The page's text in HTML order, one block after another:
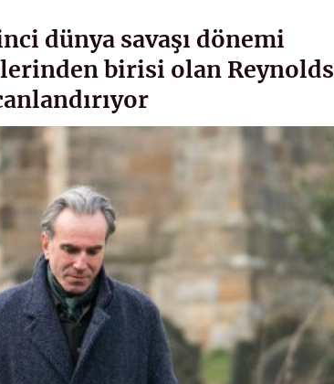
dünya savaşı dönemi
birisi olan Reynolds